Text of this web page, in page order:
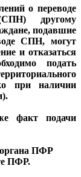
о переводе
другому
подавшие
СПН, могут
и отказаться
подать
при наличии
факт подачи
органа ПФР
ПФР.